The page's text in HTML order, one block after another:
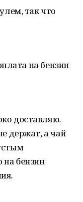
так что
на бензин
доставляю.
держат, а чай
на бензин